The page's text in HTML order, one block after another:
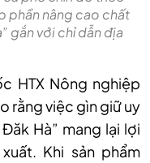
phần nâng cao chất
gắn với chỉ dẫn địa
HTX Nông nghiệp
rằng việc gìn giữ uy
Hà” mang lại lợi
Khi sản phẩm